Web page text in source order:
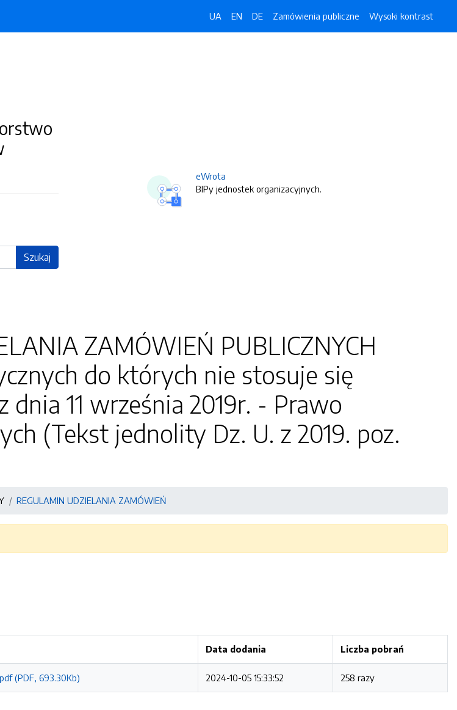
UA EN DE Zamówienia publiczne Wysoki kontrast
Szukaj
eWrota
BIPy jednostek organizacyjnych.
ZAMÓWIEŃ PUBLICZNYCH
do których nie stosuje się
11 września 2019r. - Prawo
(Tekst jednolity Dz. U. z 2019. poz.
REGULAMIN UDZIELANIA ZAMÓWIEŃ
Data dodania Liczba pobrań
(PDF, 693.30Kb) 2024-10-05 15:33:52 258 razy